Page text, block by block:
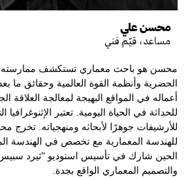
محسن علي
مساعد، قيّم فني
محسن هو باحث معماري تستكشف ممارسته
الحضرية وأنظمة القوة العالمية وحقائق ما
أعماله في المواقع البهيجة لمعالجة العلاقة
للحداثة في الحياة اليومية. تعتبر الإثنوغرافيا
للأرشيفات جوهرًا لأبحاثه ومنهجياته.
للهندسة المعمارية مع تخصص في الهندسة
الحين شارك في تأسيس استوديو "ثيرد
والتصميم المعماري الواقع بجدة.